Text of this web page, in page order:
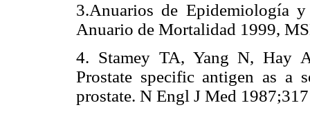
3.Anuarios de Epidemiología
Anuario de Mortalidad 1999,
4. Stamey TA, Yang N, Hay
Prostate specific antigen as a
prostate. N Engl J Med